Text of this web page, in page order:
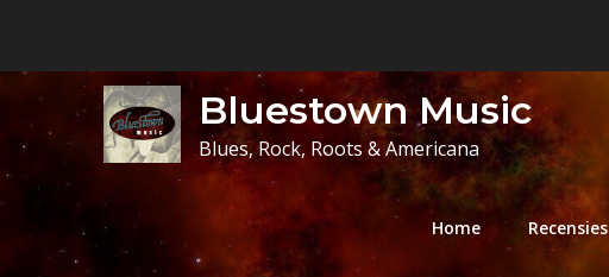
content
Bluestown Music
Blues, Rock, Roots & Americana
Home Recensies